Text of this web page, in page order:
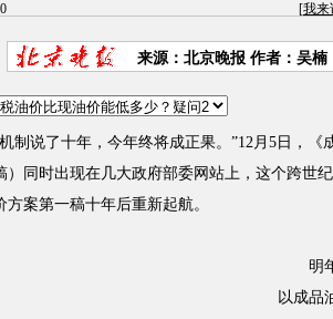
[我来
来源：北京晚报 作者：吴
说了十年，今年终将成正果。”12月5日，《
）同时出现在几大政府部委网站上，这个跨世
方案第一稿十年后重新起航。
明年
以成品